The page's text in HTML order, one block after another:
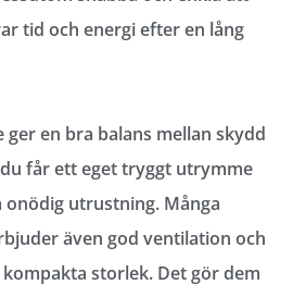
tid och energi efter en lång
ger en bra balans mellan skydd
får ett eget tryggt utrymme
utrustning. Många
även god ventilation och
storlek. Det gör dem